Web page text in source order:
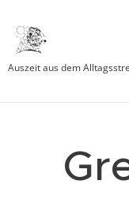
Auszeit aus dem